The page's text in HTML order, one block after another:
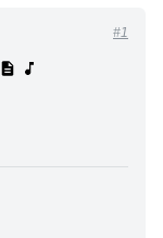
#1